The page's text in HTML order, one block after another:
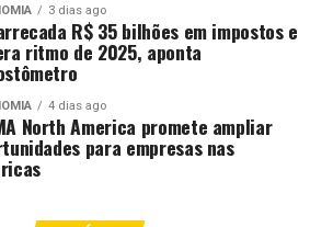
com a participação de
e servidores do Poder
Grosso, indígenas, representantes da
do Tribunal Regional Eleitoral
Nacional dos Povos Indígenas
e comunidade acadêmica. A
reunião contribua para reduzir
3 dias ago
R$ 35 bilhões em impostos e
ritmo de 2025, aponta
4 dias ago
North America promete ampliar
para empresas nas